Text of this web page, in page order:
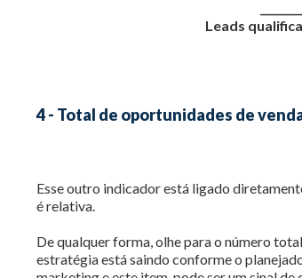
Leads
4 - Total de oportunidades de
Esse outro indicador está ligado
é relativa.
De qualquer forma, olhe para o número
estratégia está saindo conforme o